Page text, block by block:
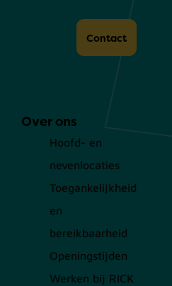
Contact
Over ons
Hoofd- en
nevenlocaties
Toegankelijkheid
en
bereikbaarheid
Openingstijden
Werken bij RICK